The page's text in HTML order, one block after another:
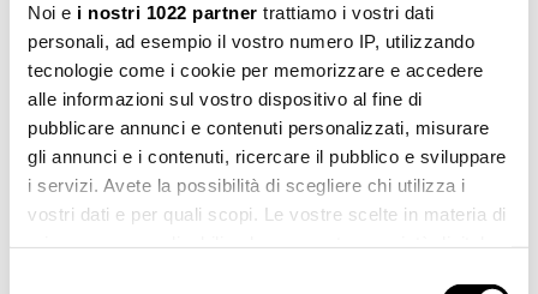
Noi e i nostri 1022 partner trattiamo i vostri dati
personali, ad esempio il vostro numero IP, utilizzando
tecnologie come i cookie per memorizzare e accedere
alle informazioni sul vostro dispositivo al fine di
pubblicare annunci e contenuti personalizzati, misurare
gli annunci e i contenuti, ricercare il pubblico e sviluppare
i servizi. Avete la possibilità di scegliere chi utilizza i
vostri dati e per quali scopi. Le vostre scelte in materia di
Manuale d'installazione
pdf 881.21 KB
Scarica